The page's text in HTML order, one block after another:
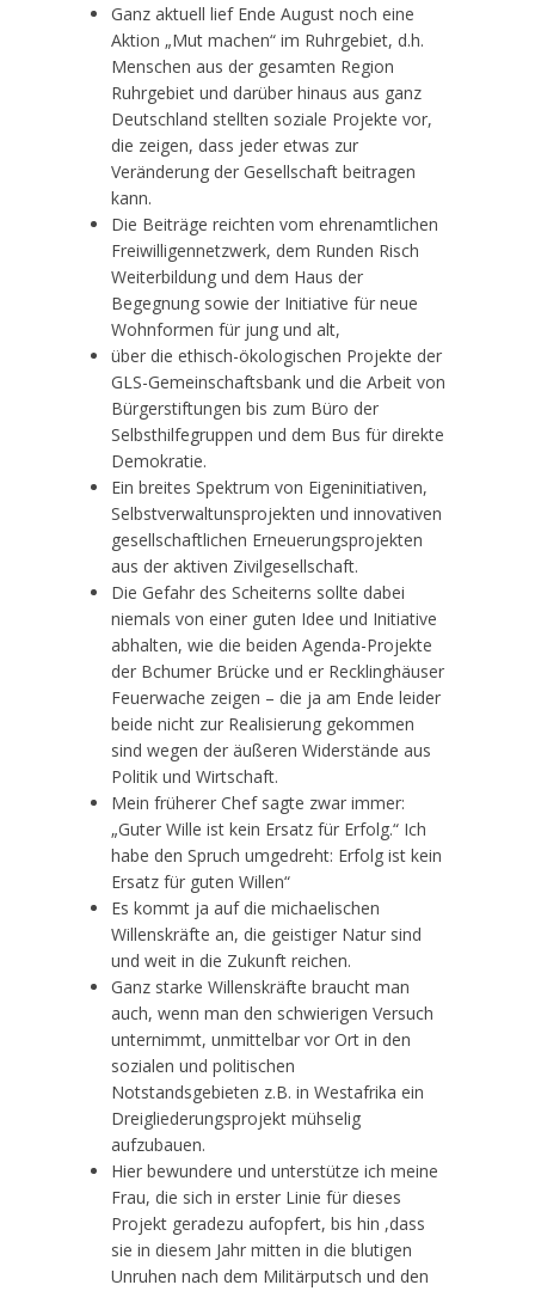
Ganz aktuell lief Ende August noch eine
Aktion „Mut machen“ im Ruhrgebiet, d.h.
Menschen aus der gesamten Region
Ruhrgebiet und darüber hinaus aus ganz
Deutschland stellten soziale Projekte vor,
die zeigen, dass jeder etwas zur
Veränderung der Gesellschaft beitragen
kann.
Die Beiträge reichten vom ehrenamtlichen
Freiwilligennetzwerk, dem Runden Risch
Weiterbildung und dem Haus der
Begegnung sowie der Initiative für neue
Wohnformen für jung und alt,
über die ethisch-ökologischen Projekte der
GLS-Gemeinschaftsbank und die Arbeit von
Bürgerstiftungen bis zum Büro der
Selbsthilfegruppen und dem Bus für direkte
Demokratie.
Ein breites Spektrum von Eigeninitiativen,
Selbstverwaltunsprojekten und innovativen
gesellschaftlichen Erneuerungsprojekten
aus der aktiven Zivilgesellschaft.
Die Gefahr des Scheiterns sollte dabei
niemals von einer guten Idee und Initiative
abhalten, wie die beiden Agenda-Projekte
der Bchumer Brücke und er Recklinghäuser
Feuerwache zeigen – die ja am Ende leider
beide nicht zur Realisierung gekommen
sind wegen der äußeren Widerstände aus
Politik und Wirtschaft.
Mein früherer Chef sagte zwar immer:
„Guter Wille ist kein Ersatz für Erfolg.“ Ich
habe den Spruch umgedreht: Erfolg ist kein
Ersatz für guten Willen“
Es kommt ja auf die michaelischen
Willenskräfte an, die geistiger Natur sind
und weit in die Zukunft reichen.
Ganz starke Willenskräfte braucht man
auch, wenn man den schwierigen Versuch
unternimmt, unmittelbar vor Ort in den
sozialen und politischen
Notstandsgebieten z.B. in Westafrika ein
Dreigliederungsprojekt mühselig
aufzubauen.
Hier bewundere und unterstütze ich meine
Frau, die sich in erster Linie für dieses
Projekt geradezu aufopfert, bis hin ,dass
sie in diesem Jahr mitten in die blutigen
Unruhen nach dem Militärputsch und den